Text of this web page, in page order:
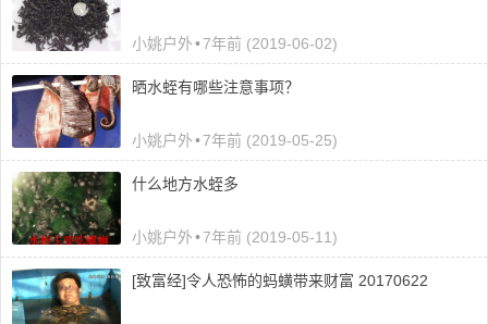
小姚户外•7年前 (2019-06-02)
晒水蛭有哪些注意事项？
小姚户外•7年前 (2019-05-25)
什么地方水蛭多
小姚户外•7年前 (2019-05-11)
[致富经]令人恐怖的蚂蟥带来财富 20170622